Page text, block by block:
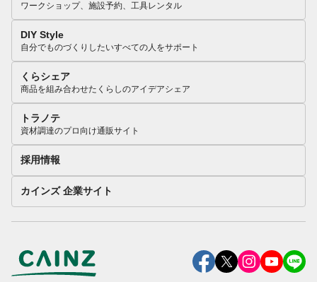
ワークショップ、施設予約、工具レンタル
DIY Style
自分でものづくりしたいすべての人をサポート
くらシェア
商品を組み合わせたくらしのアイデアシェア
トラノテ
資材調達のプロ向け通販サイト
採用情報
カインズ 企業サイト